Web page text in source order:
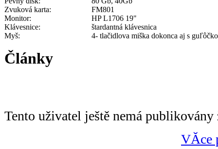
Zvuková karta:
FM801
Monitor:
HP L1706 19"
Klávesnice:
štardantná klávesnica
Myš:
4- tlačidlova miška dokonca aj s
Články
Tento uživatel ještě nemá publikovány
VĂ­ce